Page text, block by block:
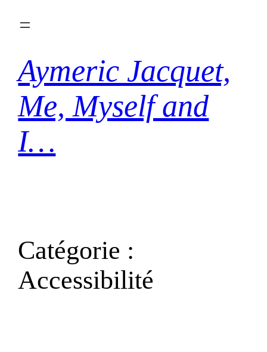
Aymeric Jacquet,
Me, Myself and
I…
Catégorie :
Accessibilité